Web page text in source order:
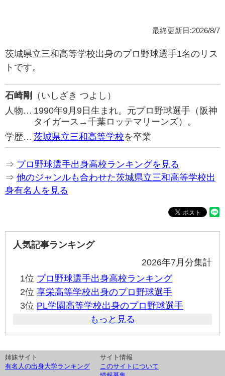
最終更新日:2026/8/7
茨城県立三和高等学校出身のプロ野球選手1名のリス
トです。
石崎剛
（いしざき つよし）
人物… 1990年9月9日生まれ。元プロ野球選手（阪神
タイガース→千葉ロッテマリーンズ）。
学歴… 茨城県立三和高等学校を卒業
⇒ プロ野球選手出身高校ランキングを見る
⇒ 他のジャンルも合わせた茨城県立三和高等学校出
身有名人を見る
人気記事ランキング
2026年7月分集計
1位 プロ野球選手出身高校ランキング
2位 享栄高等学校出身のプロ野球選手
3位 PL学園高等学校出身のプロ野球選手
もっと見る
姉妹サイト
有名人の出身大学ランキング
サイト情報
このサイトについて